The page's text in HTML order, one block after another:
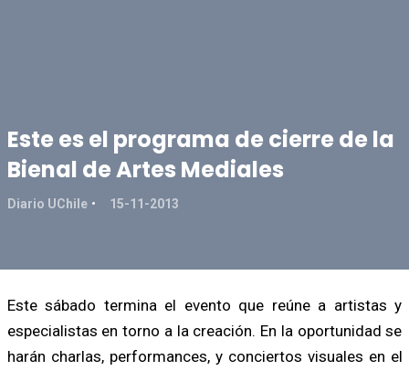
Este es el programa de cierre de la
Bienal de Artes Mediales
Diario UChile 15-11-2013
Este sábado termina el evento que reúne a artistas y
especialistas en torno a la creación. En la oportunidad se
harán charlas, performances, y conciertos visuales en el